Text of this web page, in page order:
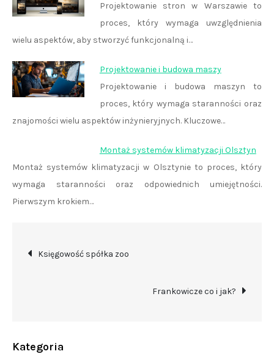
Projektowanie stron w Warszawie to
proces, który wymaga uwzględnienia
wielu aspektów, aby stworzyć funkcjonalną i…
Projektowanie i budowa maszy
Projektowanie i budowa maszyn to
proces, który wymaga staranności oraz
znajomości wielu aspektów inżynieryjnych. Kluczowe…
Montaż systemów klimatyzacji Olsztyn
Montaż systemów klimatyzacji w Olsztynie to proces, który
wymaga staranności oraz odpowiednich umiejętności.
Pierwszym krokiem…
Nawigacja
Księgowość spółka zoo
Frankowicze co i jak?
Kategoria